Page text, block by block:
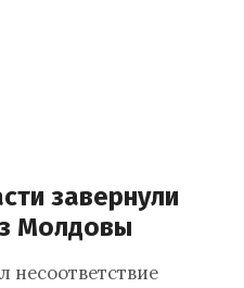
завернули
Молдовы
несоответствие